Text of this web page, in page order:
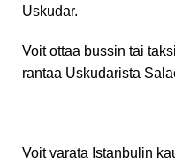
Uskudar.
Voit ottaa bussin tai
rantaa Uskudarista
Voit varata Istanbulin